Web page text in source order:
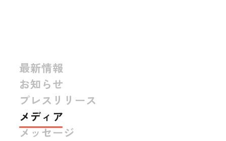
最新情報
お知らせ
プレスリリース
メディア
メッセージ